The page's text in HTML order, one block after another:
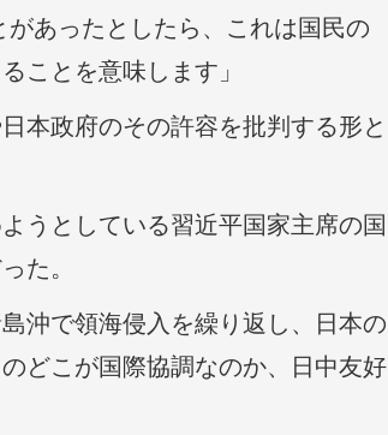
あったとしたら、これは国民の
ことを意味します」
本政府のその許容を批判する形と
うとしている習近平国家主席の国
た。
沖で領海侵入を繰り返し、日本の
どこが国際協調なのか、日中友好